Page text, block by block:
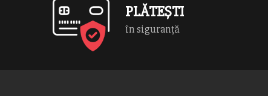
PLĂTEȘTI
în siguranță